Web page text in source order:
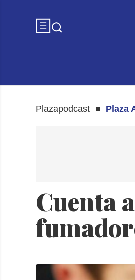
Plazapodcast Plaza
Cuenta